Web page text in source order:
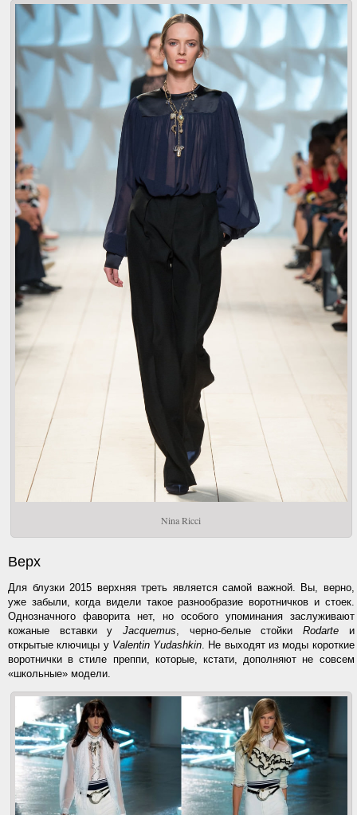
Nina Ricci
Верх
Для блузки 2015 верхняя треть является самой важной. Вы, верно,
уже забыли, когда видели такое разнообразие воротничков и стоек.
Однозначного фаворита нет, но особого упоминания заслуживают
кожаные вставки у Jacquemus , черно-белые стойки Rodarteи
открытые ключицы у Valentin Yudashkin . Не выходят из моды короткие
воротнички в стиле преппи, которые, кстати, дополняют не совсем
«школьные» модели.